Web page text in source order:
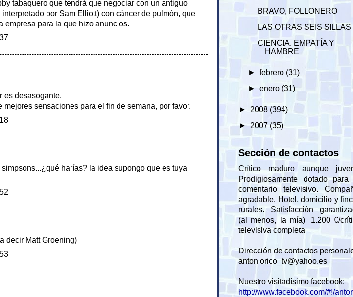
tabaquero que tendrá que negociar con un antiguo
por Sam Elliott) con cáncer de pulmón, que
empresa para la que hizo anuncios.
es desasogante.
sensaciones para el fin de semana, por favor.
harías? la idea supongo que es tuya,
decir Matt Groening)
BRAVO, FOLLONERO
LAS OTRAS SEIS SILLAS
CIENCIA, EMPATÍA Y
HAMBRE
► febrero (31)
► enero (31)
► 2008 (394)
►2007(35)
Sección de contactos
Crítico maduro aunque
Prodigiosamente dotado
comentario televisivo.
agradable. Hotel, domicilio y
rurales. Satisfacción
(al menos, la mía). 1.200 €/
televisiva completa.
Dirección de contactos
antoniorico_tv@yahoo.es
Nuestro visitadísimo facebook:
http://www.facebook.com/#!/